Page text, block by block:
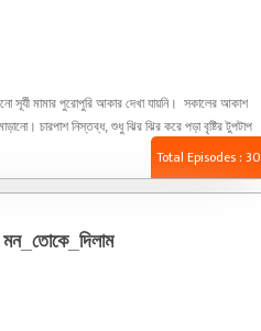
মামার পুরোপুরি আকার দেখা যায়নি। সকালের আকাশ
চারপাশ নিস্তব্ধ, শুধু ঝির ঝির করে পড়া বৃষ্টির টুপটাপ
মুক্তোর মতো ঝলমল করছে, আর বাতাসে ভেসে আসছে
দাঁড়িয়ে কেউ হয়তো ভাবছে, “আজকের
Total Episodes : 30
মন_তোকে_দিলাম